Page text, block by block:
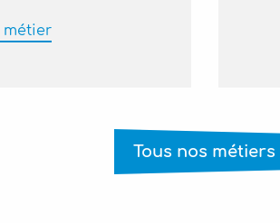
métier
Tous nos métiers